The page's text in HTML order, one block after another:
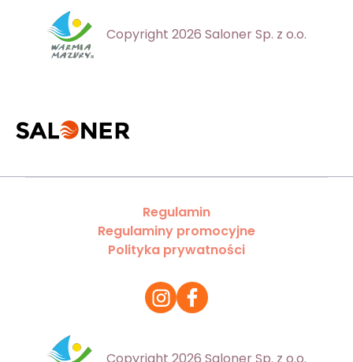
Copyright 2026 Saloner Sp. z o.o.
Regulamin
Regulaminy promocyjne
Polityka prywatności